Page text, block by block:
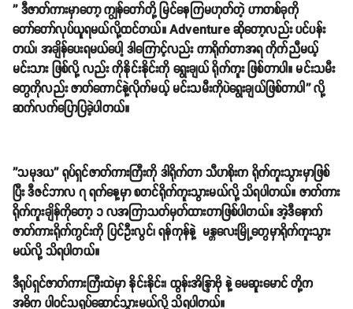
'' ဒီဇာတ်ကားမှာတော့ ကျွန်တော်တို့ မြင်နေကြမဟုတ်တဲ့ ဟာတစ်ခုကို
တော်တော်လုပ်ယူရမယ်လို့ထင်တယ်။ Adventure ဆိုတော့လည်း ပင်ပန်း
တယ်၊ အချိန်ပေးရမယ်ပေါ့ ဒါကြောင့်လည်း ကာရိုက်တာအရ ကိုက်ညီမယ့်
မင်းသား ဖြစ်လို့ လည်း ကိုနိုင်းနိုင်းကို ရွေးချယ် ရိုက်ကူး ဖြစ်တာပါ။ မင်းသမီး
တွေကိုလည်း ဇာတ်ကောင်နဲ့လိုက်မယ့် မင်းသမီးကိုပဲရွေးချယ်ဖြစ်တာပါ'' လို့
ဆက်လက်ပြောပြခဲ့ပါတယ်။